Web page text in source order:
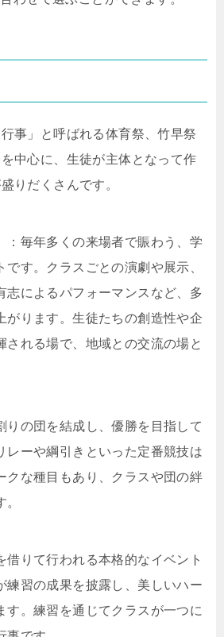
事」と呼ばれる体育祭、竹早祭
を中心に、生徒が主体となって作
りだくさんです。
：毎年多くの来場者で賑わう、学
です。クラスごとの演劇や展示、
志によるパフォーマンスなど、多
がります。生徒たちの創造性や企
される場で、地域との交流の場と
りの団を結成し、優勝を目指して
レーや綱引きといった定番競技は
クな種目もあり、クラスや団の絆
借りて行われる本格的なイベント
練習の成果を披露し、美しいハー
す。練習を通じてクラスが一つに